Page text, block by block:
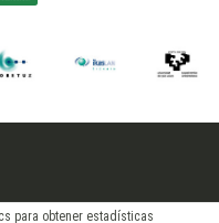
para obtener estadísticas